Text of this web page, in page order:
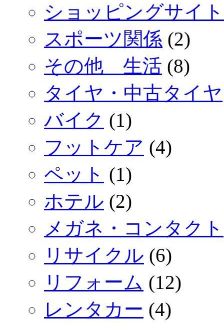
ショッピングサイト
スポーツ関係 (2)
その他 生活 (8)
タイヤ・中古タイヤ
バイク (1)
フットケア (4)
ペット (1)
ホテル (2)
メガネ・コンタクト
リサイクル (6)
リフォーム (12)
レンタカー (4)